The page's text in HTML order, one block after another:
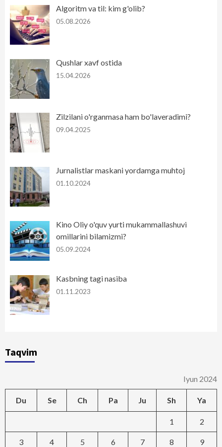
Algoritm va til: kim g'olib?
05.08.2026
Qushlar xavf ostida
15.04.2026
Zilzilani o'rganmasa ham bo'laveradimi?
09.04.2025
Jurnalistlar maskani yordamga muhtoj
01.10.2024
Kino Oliy o'quv yurti mukammallashuvi
omillarini bilamizmi?
05.09.2024
Kasbning tagi nasiba
01.11.2023
Taqvim
Iyun 2024
Du Se Ch Pa Ju Sh Ya
1 2
3 4 5 6 7 8 9